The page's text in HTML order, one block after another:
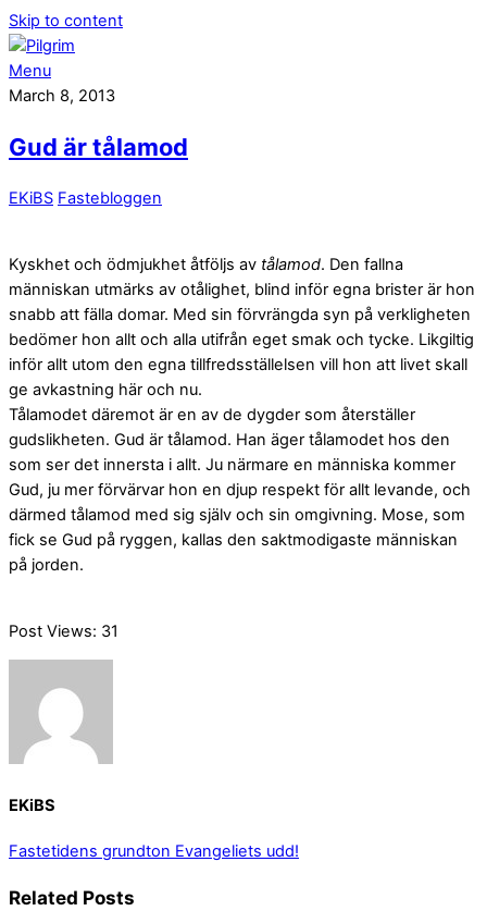
Skip to content
Menu
March 8, 2013
Gud är tålamod
EKiBS Fastebloggen
Kyskhet och ödmjukhet åtföljs av tålamod. Den fallna
människan utmärks av otålighet, blind inför egna brister är hon
snabb att fälla domar. Med sin förvrängda syn på verkligheten
bedömer hon allt och alla utifrån eget smak och tycke. Likgiltig
inför allt utom den egna tillfredsställelsen vill hon att livet skall
ge avkastning här och nu.
Tålamodet däremot är en av de dygder som återställer
gudslikheten. Gud är tålamod. Han äger tålamodet hos den
som ser det innersta i allt. Ju närmare en människa kommer
Gud, ju mer förvärvar hon en djup respekt för allt levande, och
därmed tålamod med sig själv och sin omgivning. Mose, som
fick se Gud på ryggen, kallas den saktmodigaste människan
på jorden.
Post Views: 31
EKiBS
Fastetidens grundton Evangeliets udd!
Related Posts